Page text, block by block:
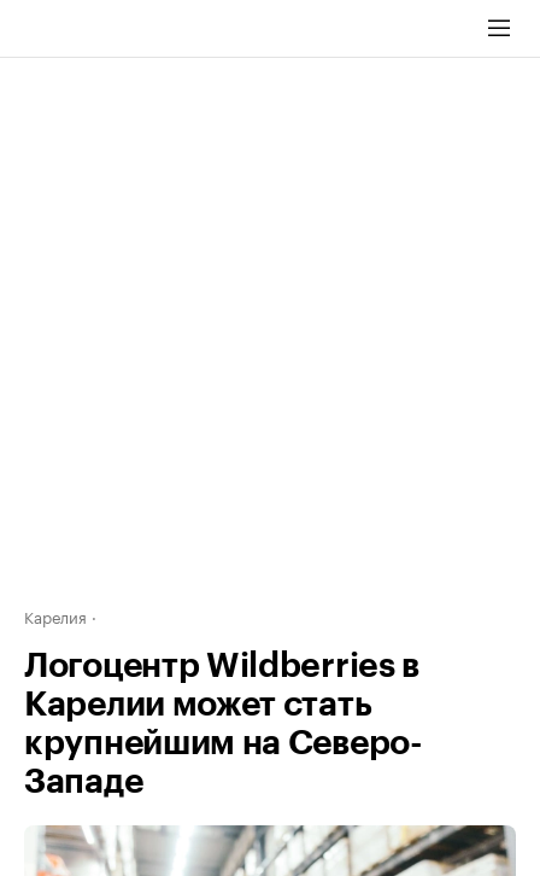
Карелия
Логоцентр Wildberries в
Карелии может стать
крупнейшим на Северо-
Западе